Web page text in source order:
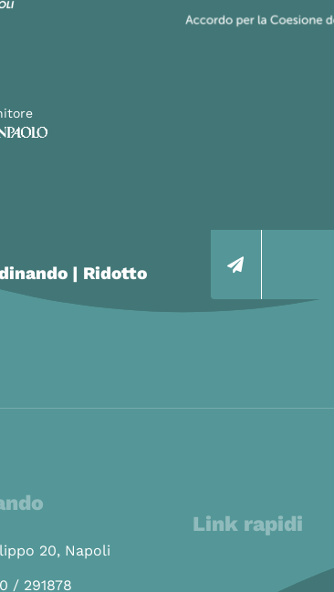
| Ridotto
20, Napoli
/ 291878
Link rapidi